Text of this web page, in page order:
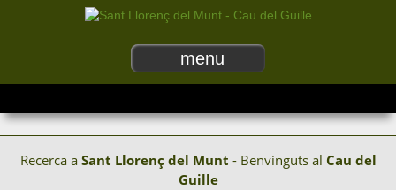
menu
Recerca a Sant Llorenç del Munt - Benvinguts al Cau del
Guille